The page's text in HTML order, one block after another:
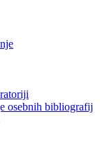
osebnih bibliografij